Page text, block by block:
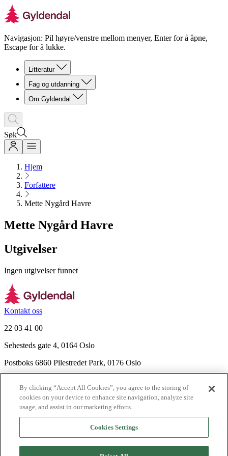
Navigasjon: Pil høyre/venstre mellom menyer, Enter for å åpne,
Escape for å lukke.
Litteratur
Fag og utdanning
Om Gyldendal
Søk
Hjem
Forfattere
Mette Nygård Havre
Mette Nygård Havre
Utgivelser
Ingen utgivelser funnet
Kontakt oss
22 03 41 00
Sehesteds gate 4, 0164 Oslo
Postboks 6860 Pilestredet Park, 0176 Oslo
Nyhetsbrev
Ledige stillinger
Send inn manus
By clicking “Accept All Cookies”, you agree to the storing of
cookies on your device to enhance site navigation, analyze site
usage, and assist in our marketing efforts.
Cookies Settings